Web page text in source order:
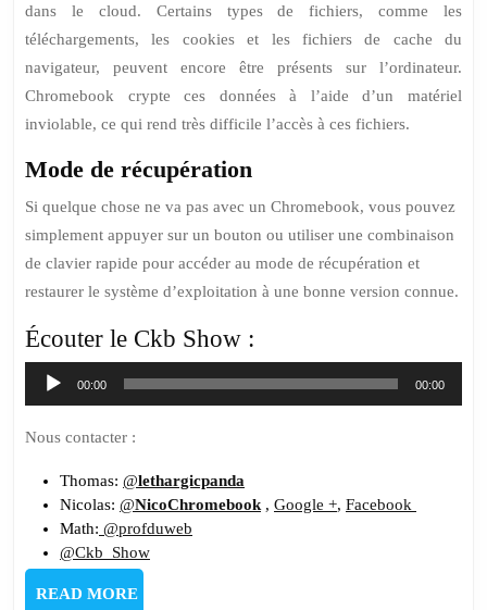
dans le cloud. Certains types de fichiers, comme les
téléchargements, les cookies et les fichiers de cache du
navigateur, peuvent encore être présents sur l’ordinateur.
Chromebook crypte ces données à l’aide d’un matériel
inviolable, ce qui rend très difficile l’accès à ces fichiers.
Mode de récupération
Si quelque chose ne va pas avec un Chromebook, vous pouvez
simplement appuyer sur un bouton ou utiliser une combinaison
de clavier rapide pour accéder au mode de récupération et
restaurer le système d’exploitation à une bonne version connue.
Écouter le Ckb Show :
Lecteur
audio
00:00 00:00
Nous contacter :
Thomas: @lethargicpanda
Nicolas: @NicoChromebook , Google +, Facebook
Math: @profduweb
@Ckb_Show
READ MOREREAD